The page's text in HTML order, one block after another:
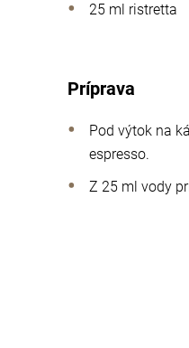
25 ml ristretta
Príprava
Pod výtok na
espresso.
Z 25 ml vody